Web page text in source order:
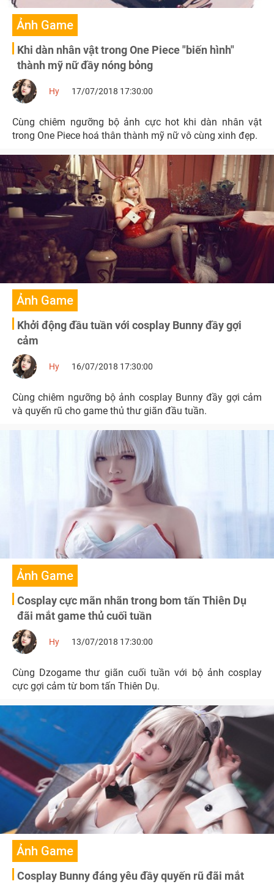
Ảnh Game
Khi dàn nhân vật trong One Piece "biến hình"
thành mỹ nữ đầy nóng bỏng
Hy 17/07/2018 17:30:00
Cùng chiêm ngưỡng bộ ảnh cực hot khi dàn nhân vật
trong One Piece hoá thân thành mỹ nữ vô cùng xinh đẹp.
Ảnh Game
Khởi động đầu tuần với cosplay Bunny đầy gợi
cảm
Hy 16/07/2018 17:30:00
Cùng chiêm ngưỡng bộ ảnh cosplay Bunny đầy gợi cảm
và quyến rũ cho game thủ thư giãn đầu tuần.
Ảnh Game
Cosplay cực mãn nhãn trong bom tấn Thiên Dụ
đãi mắt game thủ cuối tuần
Hy 13/07/2018 17:30:00
Cùng Dzogame thư giãn cuối tuần với bộ ảnh cosplay
cực gợi cảm từ bom tấn Thiên Dụ.
Ảnh Game
Cosplay Bunny đáng yêu đầy quyến rũ đãi mắt